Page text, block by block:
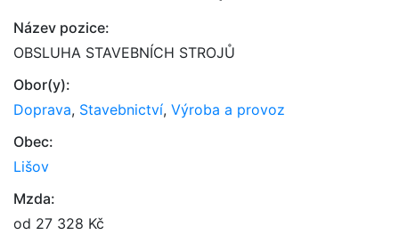
Název pozice:
OBSLUHA STAVEBNÍCH STROJŮ
Obor(y):
Doprava, Stavebnictví, Výroba a provoz
Obec:
Lišov
Mzda:
od 27 328 Kč